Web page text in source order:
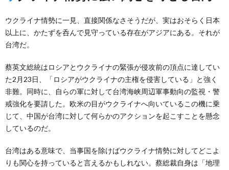
ウクライナ情勢に一見、直接関係なさそうだが、実はおそらく日本
以上に、かたずを呑んで見守っている存在がアジアにある。それが
台湾だ。
蔡英文総統はロシアとウクライナの緊張が侵攻前の頂点に達してい
た2月23日、「ロシアがウクライナの主権を侵害している」と強く
非難。同時に、自らの軍に対して台湾海峡周辺軍事動向の監視・警
戒強化を要請した。欧米の目がウクライナへ向いているこの機に乗
じて、中国が台湾に対して何らかのアクションを起こすことを懸念
しているのだ。
台湾はある意味で、当事国を除けばウクライナ情勢に対してどこよ
りも関心を持っていると言えるかもしれない。蔡総裁自身は「地理